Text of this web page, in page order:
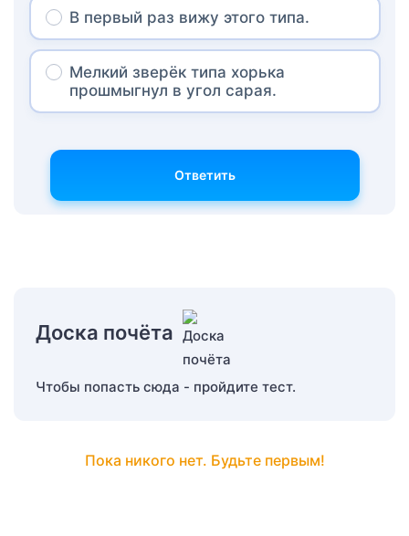
В первый раз вижу этого типа.
Мелкий зверёк типа хорька
прошмыгнул в угол сарая.
Ответить
Доска почёта
Чтобы попасть сюда - пройдите тест.
Пока никого нет. Будьте первым!